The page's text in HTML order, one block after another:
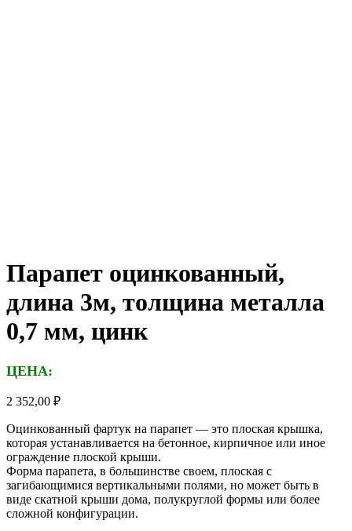
Парапет оцинкованный,
длина 3м, толщина металла
0,7 мм, цинк
ЦЕНА:
2 352,00 ₽
Оцинкованный фартук на парапет — это плоская крышка,
которая устанавливается на бетонное, кирпичное или иное
ограждение плоской крыши.
Форма парапета, в большинстве своем, плоская с
загибающимися вертикальными полями, но может быть в
виде скатной крыши дома, полукруглой формы или более
сложной конфигурации.